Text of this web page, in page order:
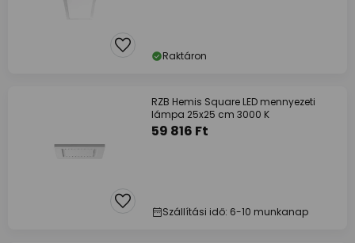
Raktáron
RZB Hemis Square LED mennyezeti
lámpa 25x25 cm 3000 K
59 816 Ft
Szállítási idő: 6-10 munkanap